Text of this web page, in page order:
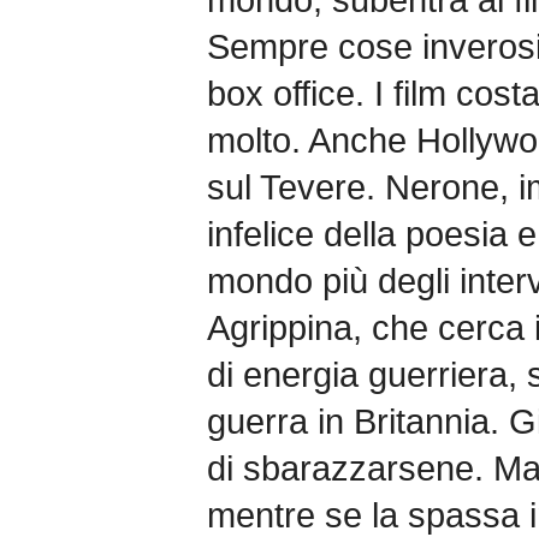
Sempre cose
box office. I film
molto. Anche
sul Tevere. Nerone,
infelice della poesia
mondo più degli
Agrippina, che cerca
di energia guerriera,
guerra in Britannia.
di sbarazzarsene.
mentre se la spassa